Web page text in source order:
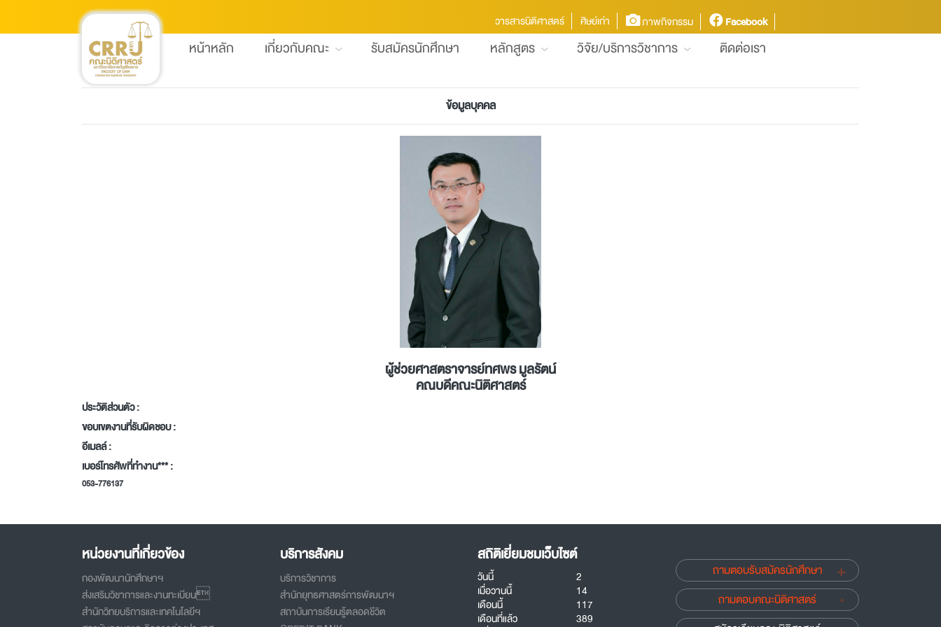
วารสารนิติศาสตร์ ศิษย์เก่า ภาพกิจกรรม Facebook
หน้าหลัก เกี่ยวกับคณะ รับสมัครนักศึกษา หลักสูตร วิจัย/บริการวิชาการ ติดต่อเรา
ข้อมูลบุคคล
ผู้ช่วยศาสตราจารย์ทศพร มูลรัตน์
คณบดีคณะนิติศาสตร์
ประวัติส่วนตัว :
ขอบเขตงานที่รับผิดชอบ :
อีเมลล์ :
เบอร์โทรศัพที่ทำงาน*** :
053-776137
หน่วยงานที่เกี่ยวข้อง
กองพัฒนานักศึกษาฯ
ส่งเสริมวิชาการและงานทะเบียน
สำนักวิทยบริการและเทคโนโลยีฯ
บริการสังคม
บริการวิชาการ
สำนักยุทธศาสตร์การพัฒนาฯ
สถาบันการเรียนรู้ตลอดชีวิต
สถิติเยี่ยมชมเว็บไซต์
วันนี้
2
เมื่อวานนี้
14
เดือนนี้
117
เดือนที่แล้ว
389
ถามตอบรับสมัครนักศึกษา
ถามตอบคณะนิติศาสตร์